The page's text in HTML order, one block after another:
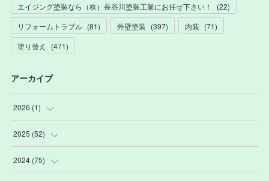
エイジング塗装なら（株）長谷川塗装工業にお任せ下さい！
(22)
リフォームトラブル (81) 外壁塗装 (397) 内装 (71)
塗り替え
(471)
アーカイブ
2026 (1)
(1
2025 (52)
(3
2024 (75)